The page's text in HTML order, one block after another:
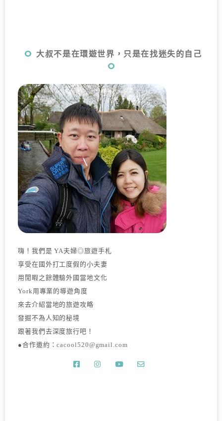
大叔不是在環遊世界，只是在找迷失的自己
嗨！我們是 YA夫婦◎旅遊手札
享受在國外打工度假的小夫妻
用閒暇之餘體驗外國當地文化
York用專業的導遊角度
來去介紹當地的旅遊攻略
發掘不為人知的秘境
跟著我們去深度旅行吧！
●合作邀約：cacool520@gmail.com